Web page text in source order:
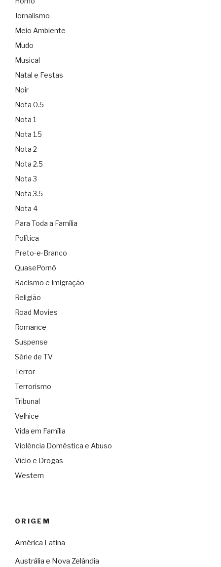
Jornalismo
Meio Ambiente
Mudo
Musical
Natal e Festas
Noir
Nota 0.5
Nota 1
Nota 1.5
Nota 2
Nota 2.5
Nota 3
Nota 3.5
Nota 4
Para Toda a Família
Política
Preto-e-Branco
QuasePornô
Racismo e Imigração
Religião
Road Movies
Romance
Suspense
Série de TV
Terror
Terrorismo
Tribunal
Velhice
Vida em Família
Violência Doméstica e Abuso
Vício e Drogas
Western
ORIGEM
América Latina
Austrália e Nova Zelândia